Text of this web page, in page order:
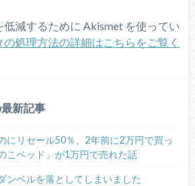
減するために Akismet を使ってい
の処理方法の詳細はこちらをご覧く
新記事
にリセール50％。2年前に2万円で買っ
こベッド」が1万円で売れた話
ンベルを落としてしまいました